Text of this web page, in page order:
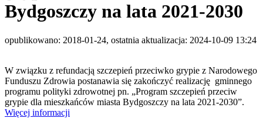
Bydgoszczy na lata 2021-2030
opublikowano: 2018-01-24, ostatnia aktualizacja: 2024-10-09 13:24
W związku z refundacją szczepień przeciwko grypie z Narodowego
Funduszu Zdrowia postanawia się zakończyć realizację gminnego
programu polityki zdrowotnej pn. „Program szczepień przeciw
grypie dla mieszkańców miasta Bydgoszczy na lata 2021-2030”.
Więcej informacji